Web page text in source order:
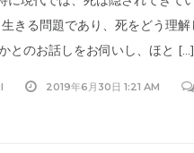
きる問題であり、死をどう理解
とのお話しをお伺いし、ほと […]
2019年6月30日 1:21 AM